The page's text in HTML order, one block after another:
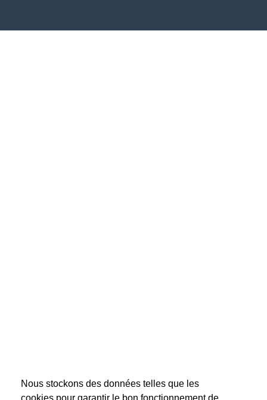
Nous stockons des données telles que les
cookies pour garantir le bon fonctionnement de